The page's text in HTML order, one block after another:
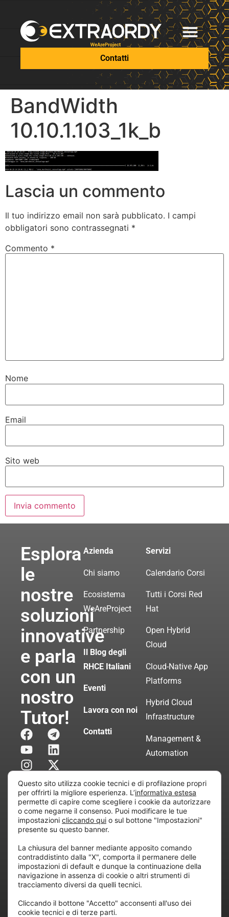
Contatti
BandWidth
10.10.1.103_1k_b
Lascia un commento
Il tuo indirizzo email non sarà pubblicato. I campi
obbligatori sono contrassegnati *
Commento *
Nome
Email
Sito web
Esplora
le
nostre
soluzioni
innovative
e parla
con un
nostro
Tutor!
Azienda
Chi siamo
Ecosistema
WeAreProject
Partnership
Il Blog degli
RHCE Italiani
Eventi
Lavora con noi
Contatti
Servizi
Calendario Corsi
Tutti i Corsi Red
Hat
Open Hybrid
Cloud
Cloud-Native App
Platforms
Hybrid Cloud
Infrastructure
Management &
Automation
Servizi di
Consulenza
Certificata
all’attività di direzione e coordinamento di “Project
Informatica”
REA: MI – 194005, P. IVA / CF 07165600961 – All
rights reserved.
Questo sito utilizza cookie tecnici e di profilazione propri
per offrirti la migliore esperienza. L’informativa estesa
permette di capire come scegliere i cookie da autorizzare
o come negarne il consenso. Puoi modificare le tue
impostazioni cliccando qui o sul bottone "Impostazioni"
presente su questo banner.
La chiusura del banner mediante apposito comando
contraddistinto dalla "X", comporta il permanere delle
impostazioni di default e dunque la continuazione della
navigazione in assenza di cookie o altri strumenti di
tracciamento diversi da quelli tecnici.
Cliccando il bottone "Accetto" acconsenti all'uso dei
cookie tecnici e di terze parti.